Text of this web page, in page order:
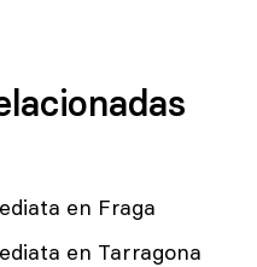
en Fraga
en Tarragona